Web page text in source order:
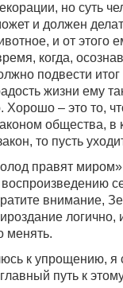
но суть
и должен
и от этого
когда,
подвести
жизни ему
Хорошо – это то,
общества, в
то пусть
правят
воспроизведению
внимание,
логично,
менять.
к упрощению, я
путь к